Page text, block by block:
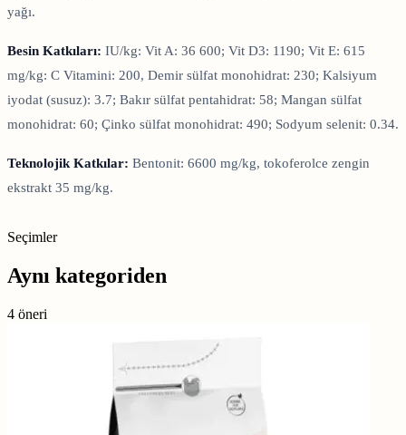
yağı.
Besin Katkıları: IU/kg: Vit A: 36 600; Vit D3: 1190; Vit E: 615
mg/kg: C Vitamini: 200, Demir sülfat monohidrat: 230; Kalsiyum
iyodat (susuz): 3.7; Bakır sülfat pentahidrat: 58; Mangan sülfat
monohidrat: 60; Çinko sülfat monohidrat: 490; Sodyum selenit: 0.34.
Teknolojik Katkılar: Bentonit: 6600 mg/kg, tokoferolce zengin
ekstrakt 35 mg/kg.
Seçimler
Aynı kategoriden
4 öneri